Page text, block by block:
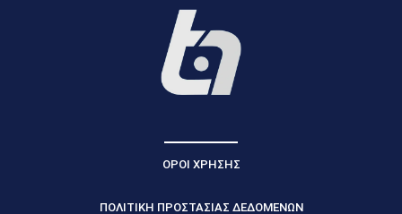
ΟΡΟΙ ΧΡΗΣΗΣ
ΠΟΛΙΤΙΚΗ ΠΡΟΣΤΑΣΙΑΣ ΔΕΔΟΜΕΝΩΝ